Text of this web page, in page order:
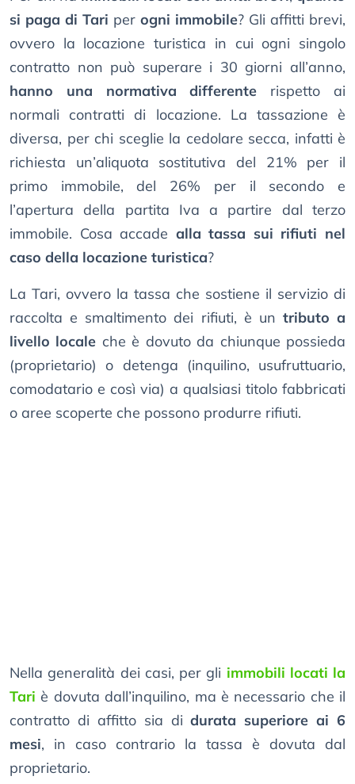
si paga di Tari per ogni immobile? Gli affitti brevi,
ovvero la locazione turistica in cui ogni singolo
contratto non può superare i 30 giorni all’anno,
hanno una normativa differente rispetto ai
normali contratti di locazione. La tassazione è
diversa, per chi sceglie la cedolare secca, infatti è
richiesta un’aliquota sostitutiva del 21% per il
primo immobile, del 26% per il secondo e
l’apertura della partita Iva a partire dal terzo
immobile. Cosa accade alla tassa sui rifiuti nel
caso della locazione turistica?
La Tari, ovvero la tassa che sostiene il servizio di
raccolta e smaltimento dei rifiuti, è un tributo a
livello locale che è dovuto da chiunque possieda
(proprietario) o detenga (inquilino, usufruttuario,
comodatario e così via) a qualsiasi titolo fabbricati
o aree scoperte che possono produrre rifiuti.
Nella generalità dei casi, per gli immobili locati la
Tari è dovuta dall’inquilino, ma è necessario che il
contratto di affitto sia didurata superiore ai 6
mesi, in caso contrario la tassa è dovuta dal
proprietario.